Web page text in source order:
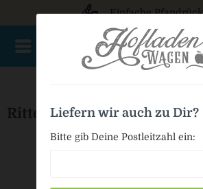
Einfache
Ritter Sport Funky white
Liefern wir auch zu Dir?
Bitte gib Deine Postleitzahl ein: